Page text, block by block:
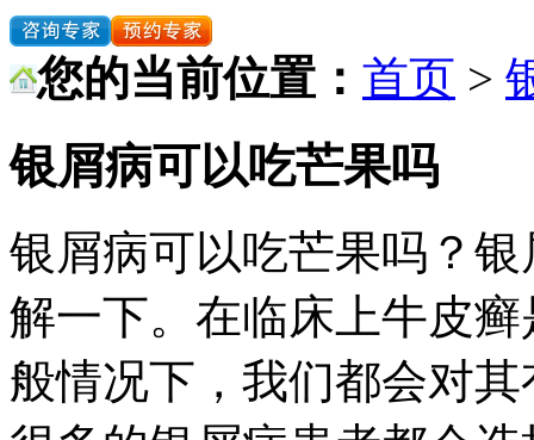
您的当前位置： 首页 >
银屑病可以吃芒果吗
银屑病可以吃芒果吗？
解一下。在临床上牛皮
般情况下，我们都会对